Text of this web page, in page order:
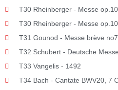
T30 Rheinberger - Messe
T30 Rheinberger - Messe
T31 Gounod - Messe brève
T32 Schubert - Deutsche
T33 Vangelis - 1492
T34 Bach - Cantate BWV20, 7